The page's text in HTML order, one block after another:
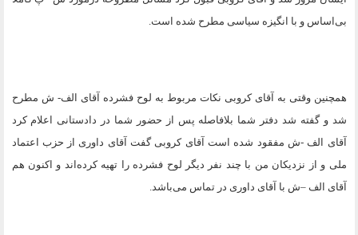
بی‌اساس و با انگیزه سیاسی مطرح شده است.
همچنین وقتی به آقای کروبی نکات مربوط به لوح فشرده آقای الف- ش مطرح
شد و گفته شد دفتر شما بلافاصله پس از حضور شما در دادستانی اعلام کرد
آقای الف -ش مفقود شده است آقای کروبی گفت آقای داوری از حزب اعتماد
ملی و از نزدیکان من با چند نفر دیگر لوح فشرده را تهیه کرده‌اند و اکنون هم
آقای الف –ش با آقای داوری در تماس می‌باشد.